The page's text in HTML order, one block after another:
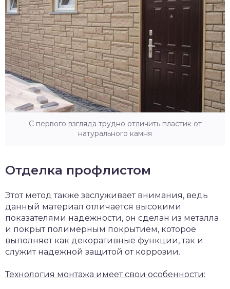
С первого взгляда трудно отличить пластик от
натурального камня
Отделка профлистом
Этот метод также заслуживает внимания, ведь
данный материал отличается высокими
показателями надежности, он сделан из металла
и покрыт полимерным покрытием, которое
выполняет как декоративные функции, так и
служит надежной защитой от коррозии.
Технология монтажа имеет свои особенности: